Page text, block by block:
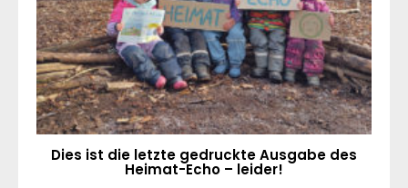
Dies ist die letzte gedruckte Ausgabe des
Heimat-Echo – leider!